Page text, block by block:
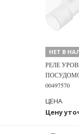
НЕТ В
РЕЛЕ
00497570
Цену
ЦЕНА